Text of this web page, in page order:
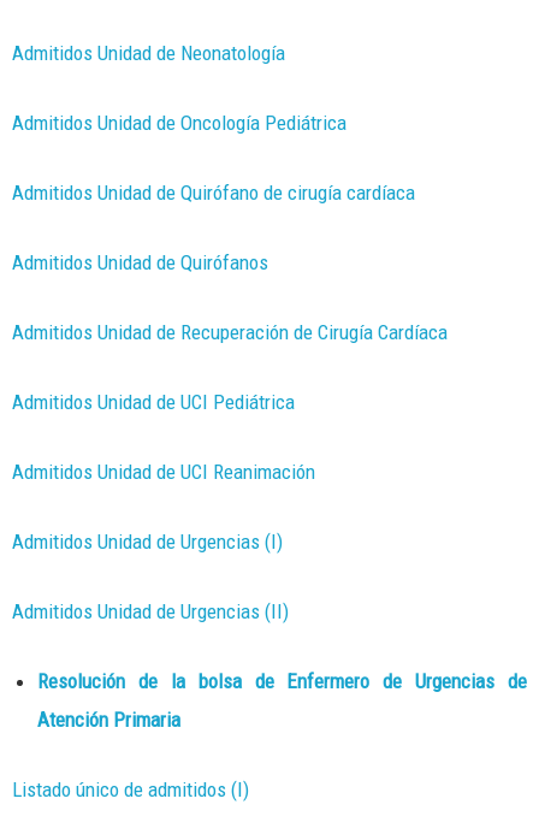
Admitidos Unidad de Neonatología
Admitidos Unidad de Oncología Pediátrica
Admitidos Unidad de Quirófano de cirugía cardíaca
Admitidos Unidad de Quirófanos
Admitidos Unidad de Recuperación de Cirugía Cardíaca
Admitidos Unidad de UCI Pediátrica
Admitidos Unidad de UCI Reanimación
Admitidos Unidad de Urgencias (I)
Admitidos Unidad de Urgencias (II)
Resolución de la bolsa de Enfermero de Urgencias de
Atención Primaria
Listado único de admitidos (I)